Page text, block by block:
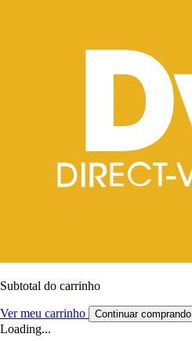
Subtotal do carrinho
Ver meu carrinho Continuar comprando
Loading...